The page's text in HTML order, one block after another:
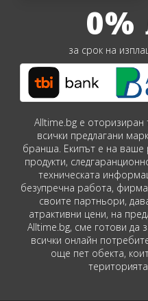
0%
за срок на
Alltime.bg е оторизиран
всички предлагани
бранша. Екипът е на
продукти,
техническата
безупречна работа,
своите партньори,
атрактивни цени, на
Alltime.bg, сме готови да
всички онлайн
още пет обекта,